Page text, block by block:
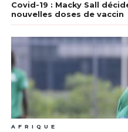
Covid-19 : Macky Sall
nouvelles doses de vaccin
AFRIQUE